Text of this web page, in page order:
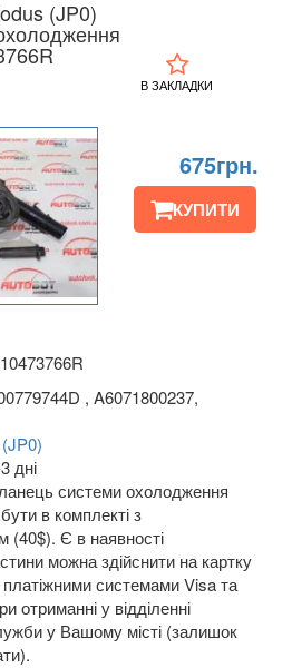
keyboard_arrow_down
keyboard_arrow_down
keyboard_arrow_down
keyboard_arrow_down
keyboard_arrow_down
(JP0)
675грн.
КУПИТИ
В ЗАКЛАДКИ
, A6071800237,
дні
системи охолодження
в комплекті з
(40$). Є в наявності
можна здійснити на картку
системами Visa та
отриманні у відділенні
у Вашому місті (залишок